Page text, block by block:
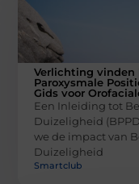
Verlichting vinden
Paroxysmale
Gids voor
Een Inleiding tot
Duizeligheid
we de impact van
Duizeligheid
Smartclub